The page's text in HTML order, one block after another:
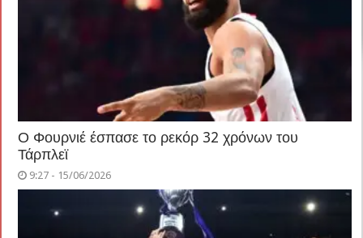
Ο Φουρνιέ έσπασε το ρεκόρ 32 χρόνων του
Τάρπλεϊ
9:27 - 15/06/2026